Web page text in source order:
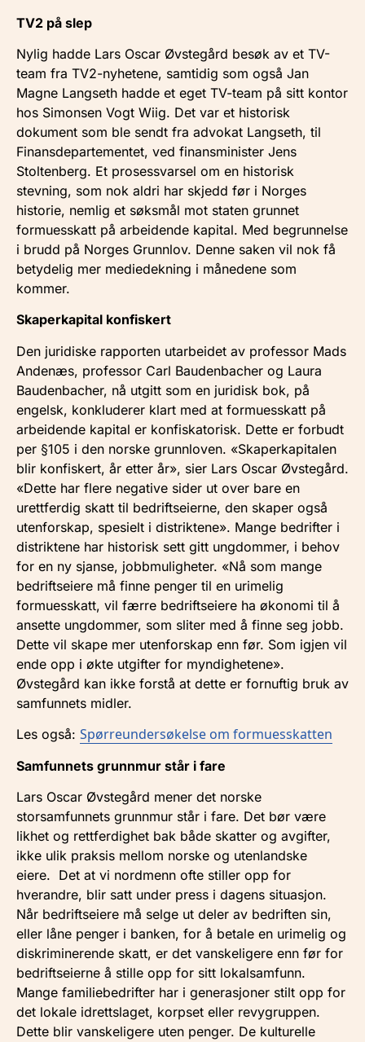
TV2 på slep
Nylig hadde Lars Oscar Øvstegård besøk av et TV-
team fra TV2-nyhetene, samtidig som også Jan
Magne Langseth hadde et eget TV-team på sitt kontor
hos Simonsen Vogt Wiig. Det var et historisk
dokument som ble sendt fra advokat Langseth, til
Finansdepartementet, ved finansminister Jens
Stoltenberg. Et prosessvarsel om en historisk
stevning, som nok aldri har skjedd før i Norges
historie, nemlig et søksmål mot staten grunnet
formuesskatt på arbeidende kapital. Med begrunnelse
i brudd på Norges Grunnlov. Denne saken vil nok få
betydelig mer mediedekning i månedene som
kommer.
Skaperkapital konfiskert
Den juridiske rapporten utarbeidet av professor Mads
Andenæs, professor Carl Baudenbacher og Laura
Baudenbacher, nå utgitt som en juridisk bok, på
engelsk, konkluderer klart med at formuesskatt på
arbeidende kapital er konfiskatorisk. Dette er forbudt
per §105 i den norske grunnloven. «Skaperkapitalen
blir konfiskert, år etter år», sier Lars Oscar Øvstegård.
«Dette har flere negative sider ut over bare en
urettferdig skatt til bedriftseierne, den skaper også
utenforskap, spesielt i distriktene». Mange bedrifter i
distriktene har historisk sett gitt ungdommer, i behov
for en ny sjanse, jobbmuligheter. «Nå som mange
bedriftseiere må finne penger til en urimelig
formuesskatt, vil færre bedriftseiere ha økonomi til å
ansette ungdommer, som sliter med å finne seg jobb.
Dette vil skape mer utenforskap enn før. Som igjen vil
ende opp i økte utgifter for myndighetene».
Øvstegård kan ikke forstå at dette er fornuftig bruk av
samfunnets midler.
Les også: Spørreundersøkelse om formuesskatten
Samfunnets grunnmur står i fare
Lars Oscar Øvstegård mener det norske
storsamfunnets grunnmur står i fare. Det bør være
likhet og rettferdighet bak både skatter og avgifter,
ikke ulik praksis mellom norske og utenlandske
eiere. Det at vi nordmenn ofte stiller opp for
hverandre, blir satt under press i dagens situasjon.
Når bedriftseiere må selge ut deler av bedriften sin,
eller låne penger i banken, for å betale en urimelig og
diskriminerende skatt, er det vanskeligere enn før for
bedriftseierne å stille opp for sitt lokalsamfunn.
Mange familiebedrifter har i generasjoner stilt opp for
det lokale idrettslaget, korpset eller revygruppen.
Dette blir vanskeligere uten penger. De kulturelle